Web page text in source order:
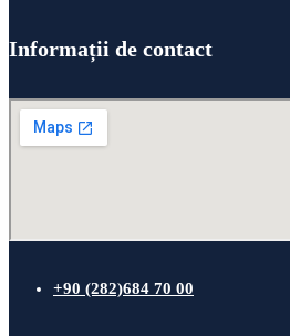
Informații de contact
+90 (282)684 70 00